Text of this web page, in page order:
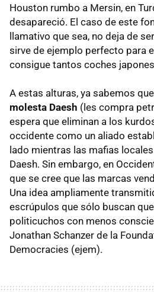
Houston rumbo a Mersin, en
desapareció. El caso de este
llamativo que sea, no deja de
sirve de ejemplo perfecto para
consigue tantos coches
A estas alturas, ya sabemos que
molesta Daesh (les compra
espera que eliminan a los
occidente como un aliado
lado mientras las mafias
Daesh. Sin embargo, en
que se cree que las marcas
Una idea ampliamente
escrúpulos que sólo buscan
politicuchos con menos
Jonathan Schanzer de la
Democracies (ejem).